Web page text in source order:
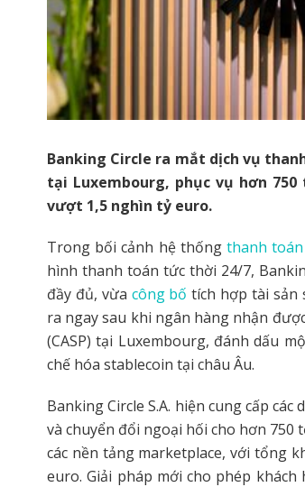
Banking Circle ra mắt dịch vụ
tại Luxembourg, phục vụ hơn
vượt 1,5 nghìn tỷ euro.
Trong bối cảnh hệ thống thanh toán
hình thanh toán tức thời 24/7,
đầy đủ, vừa công bố tích hợp tài sản
ra ngay sau khi ngân hàng nhận
(CASP) tại Luxembourg, đánh dấu
chế hóa stablecoin tại châu Âu.
Banking Circle S.A. hiện cung cấp
và chuyển đổi ngoại hối cho hơn 750
các nền tảng marketplace, với tổng
euro. Giải pháp mới cho phép